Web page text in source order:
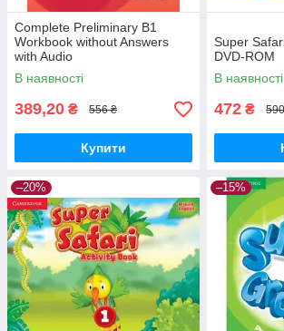
Complete Preliminary В1
Workbook without Answers
with Audio
В наявності
389,20 ₴ 556 ₴
Купити
Super
DVD-ROM
В наявності
472 ₴
–20% –15%